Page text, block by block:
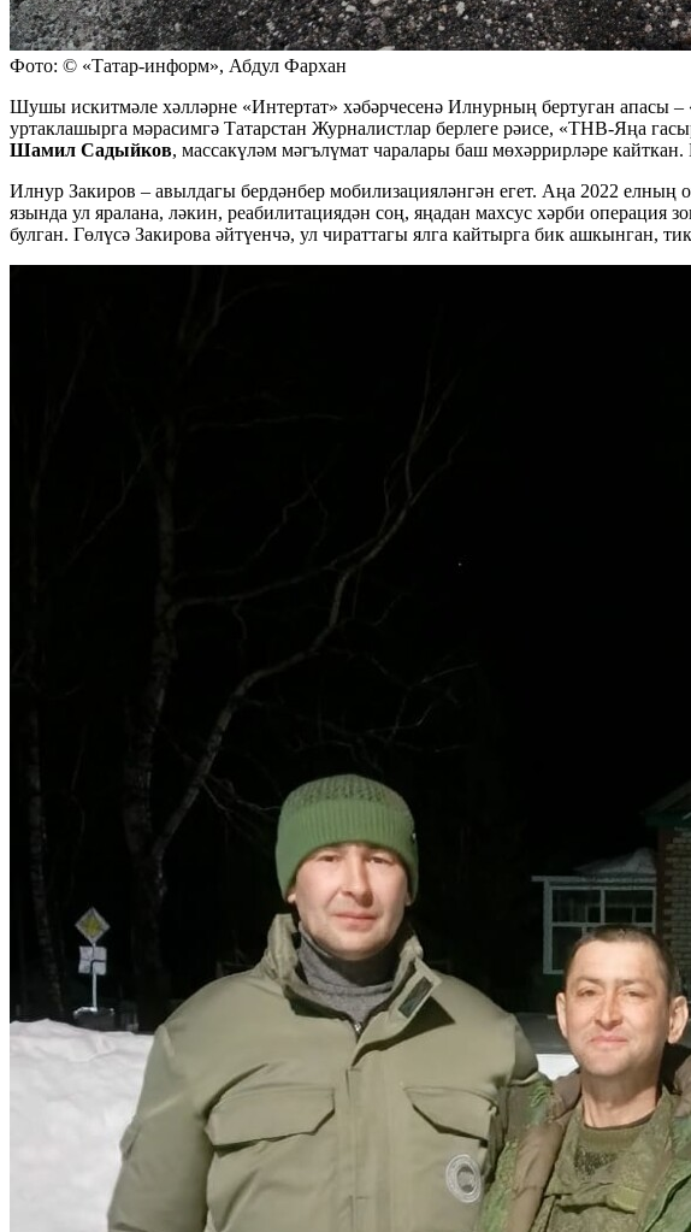
Фото: © «Татар-информ», Абдул Фархан
Шушы искитмәле хәлләрне «Интертат» хәбәрчесенә Илнурның бертуган апасы
уртаклашырга мәрасимгә Татарстан Журналистлар берлеге рәисе, «ТНВ-Яңа
Шамил Садыйков, массакүләм мәгълүмат чаралары баш мөхәррирләре
Илнур Закиров – авылдагы бердәнбер мобилизацияләнгән егет. Аңа 2022 елның
язында ул яралана, ләкин, реабилитациядән соң, яңадан махсус хәрби операция
булган. Гөлүсә Закирова әйтүенчә, ул чираттагы ялга кайтырга бик ашкынган,